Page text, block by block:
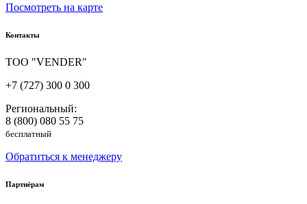
Посмотреть на карте
Контакты
ТОО "VENDER"
+7 (727) 300 0 300
Региональный:
8 (800) 080 55 75
бесплатный
Обратиться к менеджеру
Партнёрам